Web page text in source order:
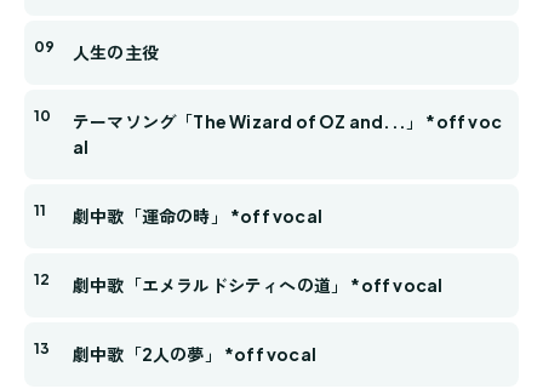
人生の主役
テーマソング「The Wizard of OZ and...」 *off voc
al
劇中歌「運命の時」 *off vocal
劇中歌「エメラルドシティへの道」 *off vocal
劇中歌「2人の夢」 *off vocal